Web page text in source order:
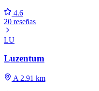
4.6
20 reseñas
LU
Luzentum
A 2.91 km